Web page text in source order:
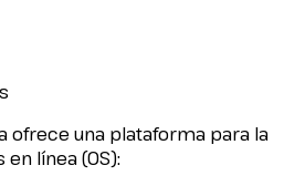
ofrece una plataforma para la
línea (OS):